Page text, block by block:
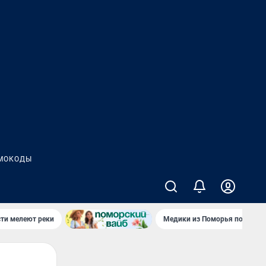
мелеют реки Медики из Поморья поехали